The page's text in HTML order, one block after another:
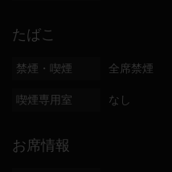
たばこ
禁煙・喫煙 全席禁煙
喫煙専用室 なし
お席情報